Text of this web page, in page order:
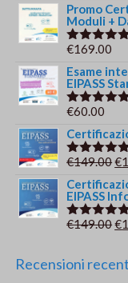
Promo
Moduli +
Valutato
€169.00
Esame
EIPASS
Valutato
€60.00
Valutato
€149.00Il
€
EIPASS
Valutato
€149.00Il
€
Recensioni